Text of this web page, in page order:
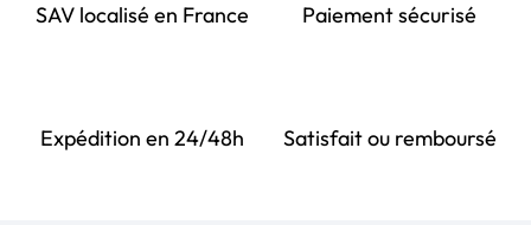
SAV localisé en France Paiement sécurisé
Expédition en 24/48h Satisfait ou remboursé